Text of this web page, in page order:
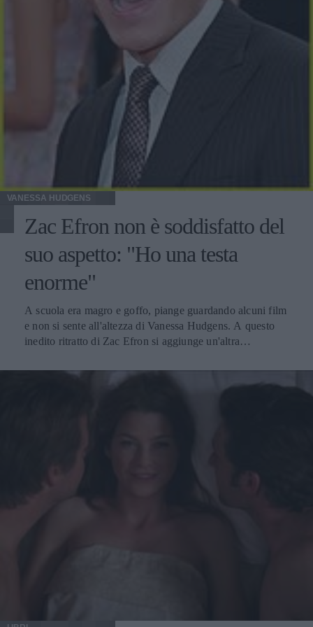
proprio sane che Kristen ha mantenuto durante le riprese
del film. Ha mangiato male, fumato tonnellate di sigarette,
è rimasta sveglia fino a tardi. Ha abbracciato la natura del
personaggio. Una dieta per esigenze di copione, quindi. E
le numerose cenette in compagnia di Robert Pattinson
dell'ultimo mese non hanno certo aiutato l'attrice
statunitense a mantenersi in forma. Ci chiediamo se la
Stewart riuscirà a mantenere questo regime alimentare
sano anche sul set in Louisiana, dove potrebbe essere
invitata a cena da Ashley Greene e Joe Jonas, che si dice si
sia improvvisato novello cuoco per la sua compagna.
VANESSA HUDGENS
Zac Efron non è soddisfatto del
suo aspetto: "Ho una testa
enorme"
A scuola era magro e goffo, piange guardando alcuni film
e non si sente all'altezza di Vanessa Hudgens. A questo
inedito ritratto di Zac Efron si aggiunge un'altra
pensa di avere una testa enorme e sproporzionata rispetto
al resto del corpo. Ad affermarlo è lo stesso Zac attraverso
stiamo facendo? Nonostante questo non accettarsi dal